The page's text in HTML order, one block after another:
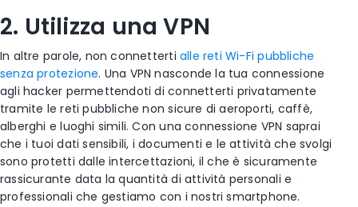
2. Utilizza una VPN
In altre parole, non connetterti alle reti Wi-Fi pubbliche
senza protezione. Una VPN nasconde la tua connessione
agli hacker permettendoti di connetterti privatamente
tramite le reti pubbliche non sicure di aeroporti, caffè,
alberghi e luoghi simili. Con una connessione VPN saprai
che i tuoi dati sensibili, i documenti e le attività che svolgi
sono protetti dalle intercettazioni, il che è sicuramente
rassicurante data la quantità di attività personali e
professionali che gestiamo con i nostri smartphone.